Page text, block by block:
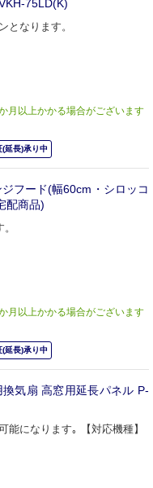
75LD(K)
となります。
月以上かかる場合がございます
延長)承り中
フード(幅60cm・シロッコ
配商品)
月以上かかる場合がございます
延長)承り中
気扇 高窓用延長パネル P‐
能になります｡ 【対応機種】